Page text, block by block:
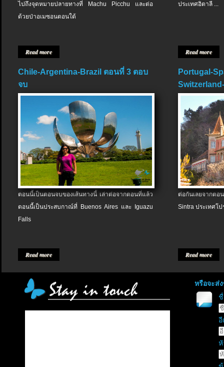
ไปถึงจุดหมายปลายทางที่ Machu Picchu และต่อ
ด้วยป่าอเมซอนตอนใต้
Read more
ประเทศอิตาลี ...
Read more
Chile-Argentina-Brazil ตอนที่ 3 ตอบ
จบ
ตอนนี้เป็นตอนจบของเส้นทางนี้ เล่าต่อจากตอนที่แล้ว
ตอนนี้เป็นประสบกาณ์ที่ Buenos Aires และ Iguazu
Falls
Read more
Portugal-
ต่อกันเลยจากต
Sintra ประเทศโป
Read more
หรือจะส่
อี
หั